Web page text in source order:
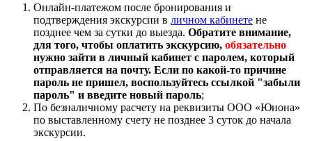
Онлайн-платежом после бронирования и
подтверждения экскурсии в личном кабинете не
позднее чем за сутки до выезда. Обратите внимание,
для того, чтобы оплатить экскурсию, обязательно
нужно зайти в личный кабинет с паролем, который
отправляется на почту. Если по какой-то причине
пароль не пришел, воспользуйтесь ссылкой "забыли
пароль" и введите новый пароль;
По безналичному расчету на реквизиты ООО «Юнона»
по выставленному счету не позднее 3 суток до начала
экскурсии.